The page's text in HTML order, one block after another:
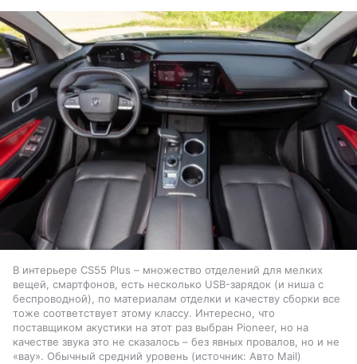
В интерьерe CS55 Plus – множество отделений для мелких
вещей, смартфонов, есть несколько USB-зарядок (и ниша с
беспроводной), по материалам отделки и качеству сборки все
тоже соответствует этому классу. Интересно, что
поставщиком акустики на этот раз выбран Pioneer, но на
качестве звука это не сказалось – без явных провалов, но и не
«вау». Обычный средний уровень
источник: Авто Mail